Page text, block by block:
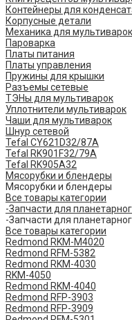
Контейнеры для
Корпусные детали
Механика для мультиварок
Пароварка
Платы питания
Платы управления
Пружины для крышки
Разъемы сетевые
ТЭНы для мультиварок
Уплотнители мультиварок
Чаши для мультиварок
Шнур сетевой
Tefal CY621D32/87A
Tefal RK901F32/79A
Tefal RK905A32
Мясорубки и блендеры
Мясорубки и блендеры
Все товары категории
-Запчасти для
-Запчасти для
Все товары категории
Redmond RKM-M4020
Redmond RFM-5382
Redmond RKM-4030
RKM-4050
Redmond RKM-4040
Redmond RFP-3903
Redmond RFP-3909